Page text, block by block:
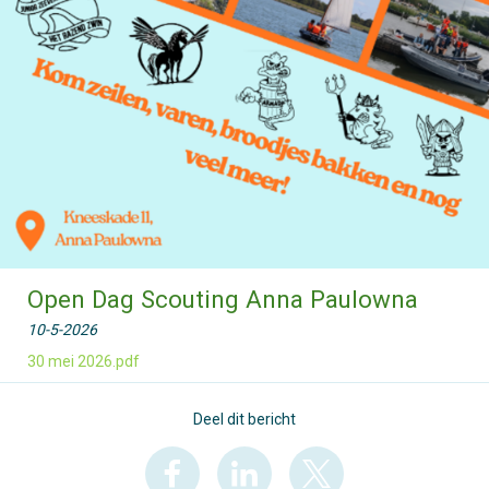
Open Dag Scouting Anna Paulowna
10-5-2026
30 mei 2026.pdf
Deel dit bericht